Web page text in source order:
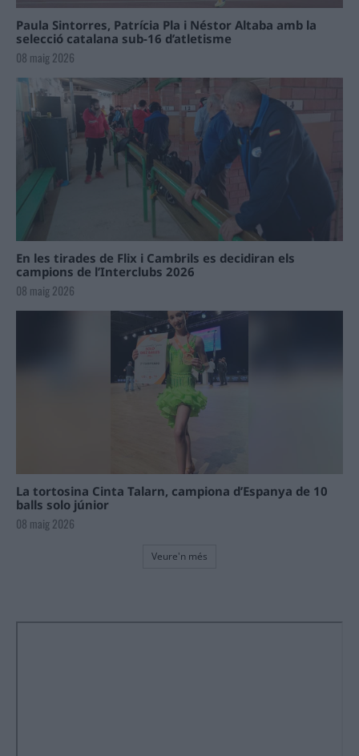
Paula Sintorres, Patrícia Pla i Néstor Altaba amb la
selecció catalana sub-16 d’atletisme
08 maig 2026
En les tirades de Flix i Cambrils es decidiran els
campions de l’Interclubs 2026
08 maig 2026
La tortosina Cinta Talarn, campiona d’Espanya de 10
balls solo júnior
08 maig 2026
Veure'n més